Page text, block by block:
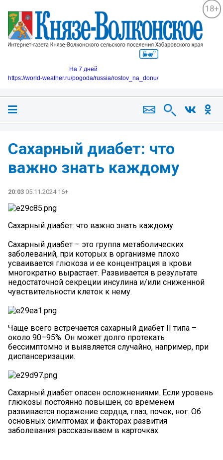
18+
На 7 дней
https://world-weather.ru/pogoda/russia/rostov_na_donu/
Сахарный диабет: что
важно знать каждому
20:03 05.11.2024 16+
Сахарный диабет: что важно знать каждому
Сахарный диабет – это группа метаболических
заболеваний, при которых в организме плохо
усваивается глюкоза и ее концентрация в крови
многократно вырастает. Развивается в результате
недостаточной секреции инсулина и/или сниженной
чувствительности клеток к нему.
Чаще всего встречается сахарный диабет II типа –
около 90–95%. Он может долго протекать
бессимптомно и выявляется случайно, например, при
диспансеризации.
Сахарный диабет опасен осложнениями. Если уровень
глюкозы постоянно повышен, со временем
развивается поражение сердца, глаз, почек, ног. Об
основных симптомах и факторах развития
заболевания рассказываем в карточках.